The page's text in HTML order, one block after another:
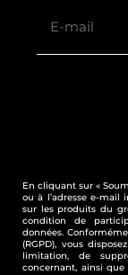
mail
En cliquant sur «
ou à l’adresse e-mail
sur les produits du
condition de
données.
(RGPD), vous
limitation, de
concernant, ainsi
sur ce site, vous
adaptées à vos
et de statistique
la suite, cliquez sur
le pied de page.